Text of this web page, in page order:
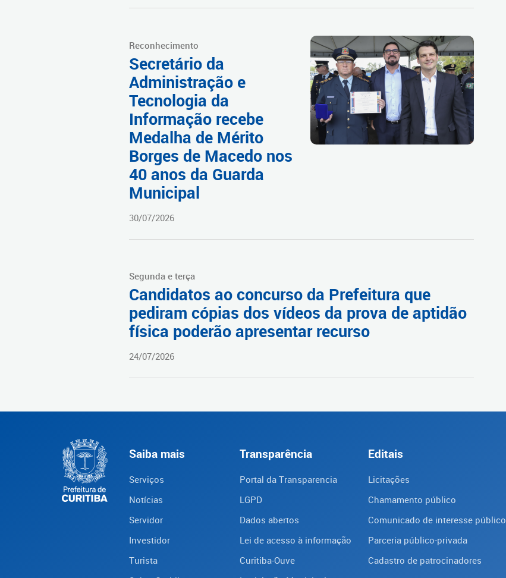
Reconhecimento
Secretário da
Administração e
Tecnologia da
Informação recebe
Medalha de Mérito
Borges de Macedo nos
40 anos da Guarda
Municipal
30/07/2026
Segunda e terça
Candidatos ao concurso da Prefeitura que
pediram cópias dos vídeos da prova de aptidão
física poderão apresentar recurso
24/07/2026
Saiba mais
Serviços
Notícias
Servidor
Investidor
Turista
Transparência
Portal da Transparencia
LGPD
Dados abertos
Lei de acesso à informação
Curitiba-Ouve
Editais
Licitações
Chamamento público
Comunicado de interesse público
Parceria público-privada
Cadastro de patrocinadores